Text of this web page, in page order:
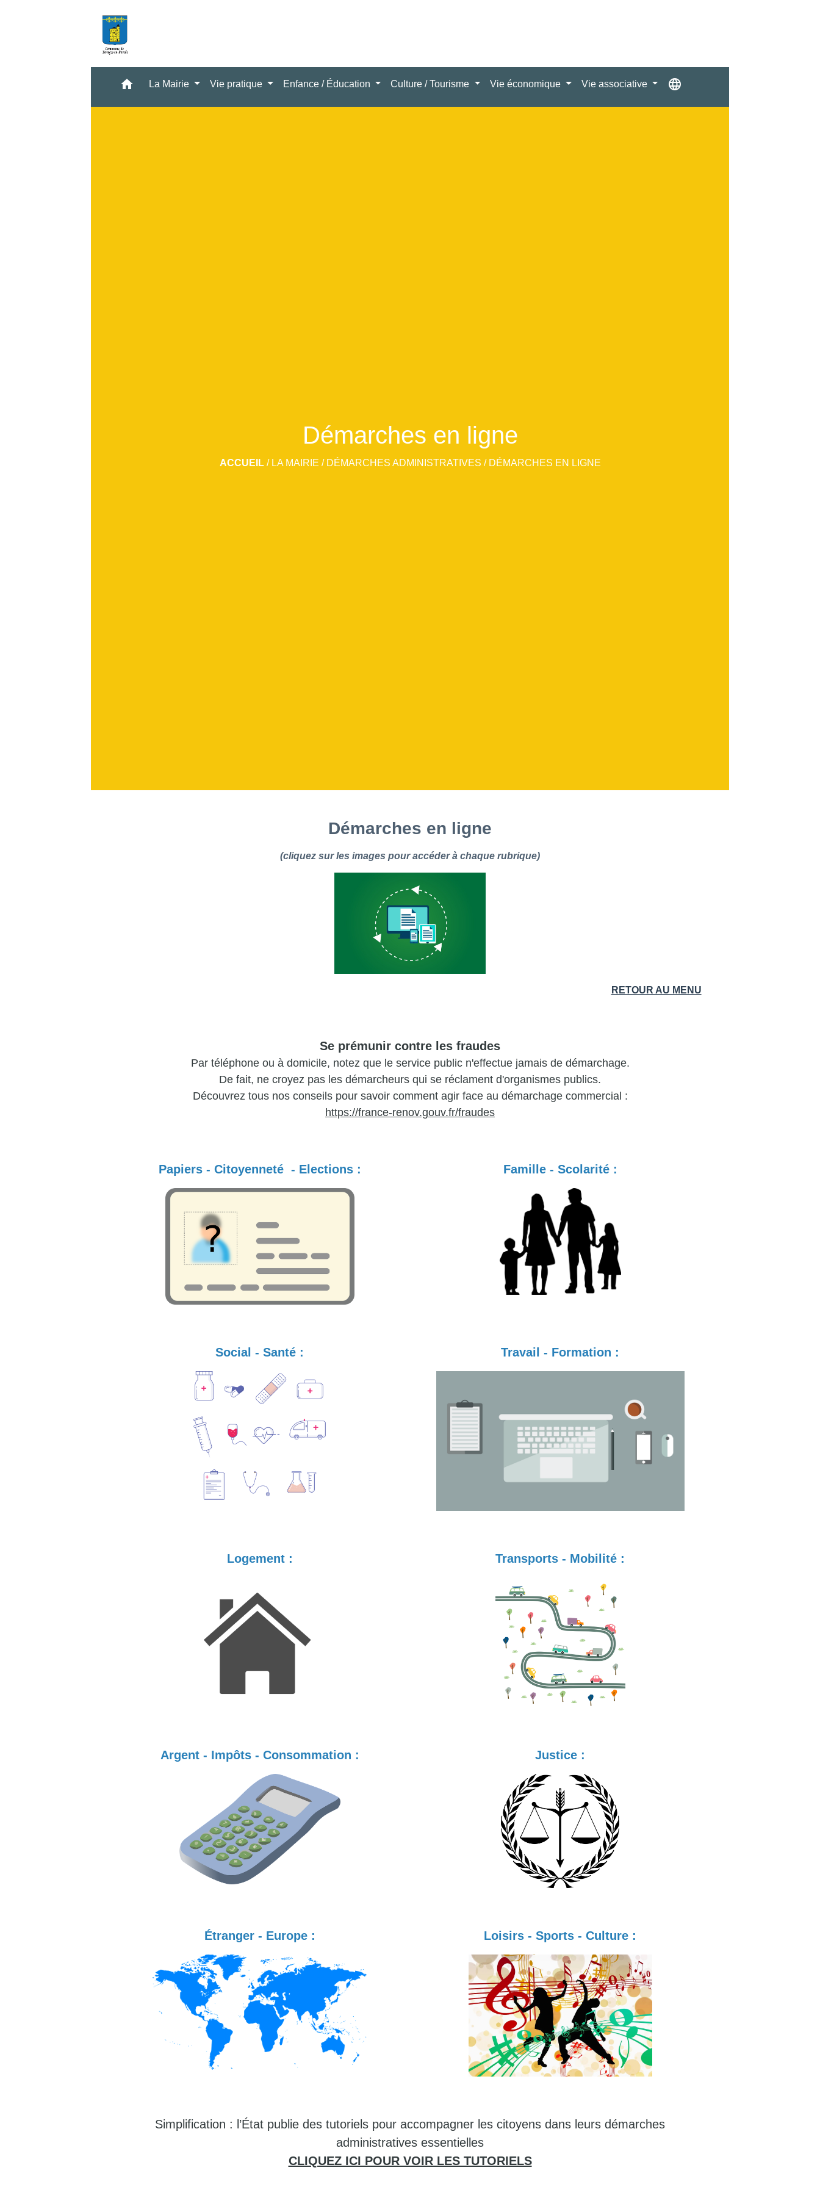
home La Mairie Vie pratique Enfance / Éducation Culture / Tourisme Vie économique Vie associative language
Démarches en ligne
ACCUEIL/ LA MAIRIE / DÉMARCHES ADMINISTRATIVES / DÉMARCHES EN LIGNE
Démarches en ligne
(cliquez sur les images pour accéder à chaque rubrique)
RETOUR AU MENU
Se prémunir contre les fraudes
Par téléphone ou à domicile, notez que le service public n'effectue jamais de démarchage.
De fait, ne croyez pas les démarcheurs qui se réclament d'organismes publics.
Découvrez tous nos conseils pour savoir comment agir face au démarchage commercial :
https://france-renov.gouv.fr/fraudes
Papiers - Citoyenneté - Elections: Famille - Scolarité :
Social - Santé : Travail - Formation :
Logement : Transports - Mobilité :
Argent - Impôts - Consommation : Justice :
Étranger - Europe : Loisirs - Sports - Culture :
Simplification : l’État publie des tutoriels pour accompagner les citoyens dans leurs démarches
administratives essentielles
CLIQUEZ ICI POUR VOIR LES TUTORIELS